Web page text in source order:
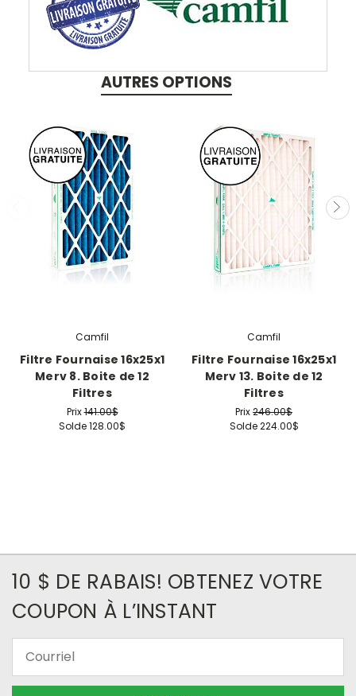
AUTRES OPTIONS
Camfil
Filtre Fournaise 16x25x1
Merv 8. Boite de 12
Filtres
Prix141.00$
Solde128.00$
Camfil
Filtre Fournaise 16x25x1
Merv 13. Boite de 12
Filtres
Prix246.00$
Solde224.00$
10 $ DE RABAIS! OBTENEZ VOTRE
COUPON À L’INSTANT